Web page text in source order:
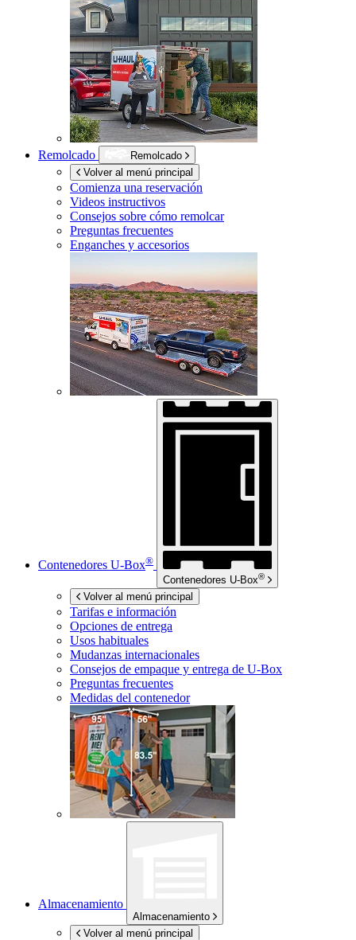
Remolcado
Remolcado
Volver al menú principal
Comienza una reservación
Videos instructivos
Consejos sobre cómo remolcar
Preguntas frecuentes
Enganches y accesorios
Contenedores U-Box®
Contenedores U-Box®
Volver al menú principal
Tarifas e información
Opciones de entrega
Usos habituales
Mudanzas internacionales
Consejos de empaque y entrega de U-Box
Preguntas frecuentes
Medidas del contenedor
Almacenamiento
Almacenamiento
Volver al menú principal